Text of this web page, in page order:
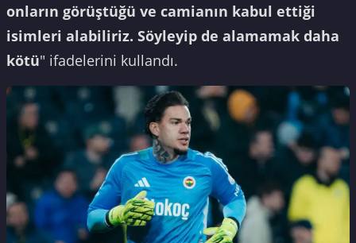
onların görüştüğü ve camianın kabul ettiği
isimleri alabiliriz. Söyleyip de alamamak daha
kötü" ifadelerini kullandı.